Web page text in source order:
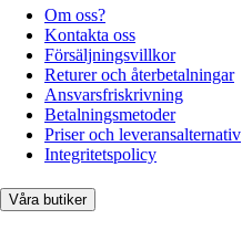
Om oss?
Kontakta oss
Försäljningsvillkor
Returer och återbetalningar
Ansvarsfriskrivning
Betalningsmetoder
Priser och leveransalternativ
Integritetspolicy
Våra butiker